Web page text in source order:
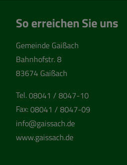
So erreichen Sie uns
Gemeinde Gaißach
Bahnhofstr. 8
83674 Gaißach
Tel.08041 / 8047-10
Fax:08041 / 8047-09
info@gaissach.de
www.gaissach.de